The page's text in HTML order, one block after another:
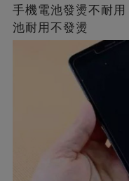
手機電池發燙不耐
池耐用不發燙